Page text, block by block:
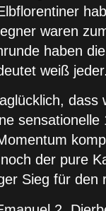
waren
haben
weiß jeder.
der pure
Sieg für den